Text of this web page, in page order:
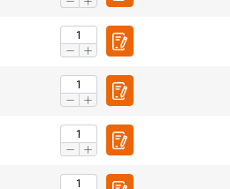
Unclassified
ACCEPT ALL